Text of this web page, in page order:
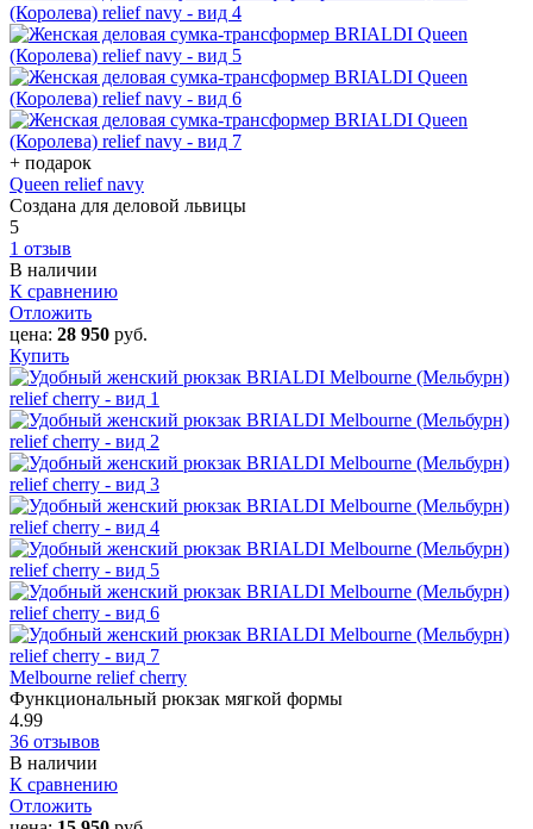
+ подарок
Queen relief navy
Создана для деловой львицы
5
1 отзыв
В наличии
К сравнению
Отложить
цена: 28 950 руб.
Купить
Melbourne relief cherry
Функциональный рюкзак мягкой формы
4.99
36 отзывов
В наличии
К сравнению
Отложить